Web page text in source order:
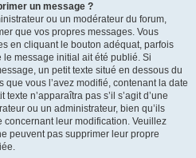
un message ?
ou un modérateur du forum,
que vos propres messages. Vous
en cliquant le bouton adéquat, parfois
message initial ait été publié. Si
un petit texte situé en dessous du
vous l’avez modifié, contenant la date
n’apparaîtra pas s’il s’agit d’une
ou un administrateur, bien qu’ils
leur modification. Veuillez
peuvent pas supprimer leur propre